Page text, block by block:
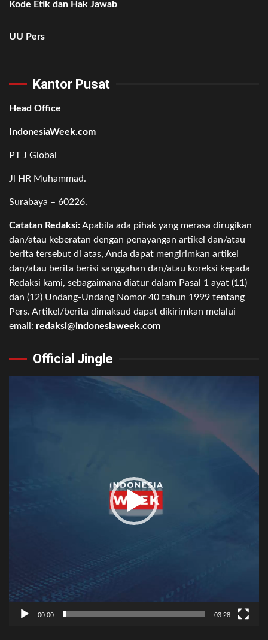
Kode Etik dan Hak Jawab
UU Pers
Kantor Pusat
Head Office
IndonesiaWeek.com
PT J Global
Jl HR Muhammad.
Surabaya – 60226.
Catatan Redaksi:Apabila ada pihak yang merasa dirugikan
dan/atau keberatan dengan penayangan artikel dan/atau
berita tersebut di atas, Anda dapat mengirimkan artikel
dan/atau berita berisi sanggahan dan/atau koreksi kepada
Redaksi kami, sebagaimana diatur dalam Pasal 1 ayat (11)
dan (12) Undang-Undang Nomor 40 tahun 1999 tentang
Pers. Artikel/berita dimaksud dapat dikirimkan melalui
email: redaksi@indonesiaweek.com
Official Jingle
00:00 03:28